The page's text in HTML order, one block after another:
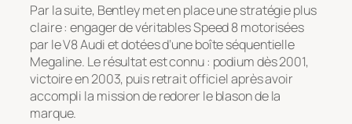
Par la suite, Bentley met en place une stratégie plus
claire : engager de véritables Speed 8 motorisées
par le V8 Audi et dotées d’une boîte séquentielle
Megaline. Le résultat est connu : podium dès 2001,
victoire en 2003, puis retrait officiel après avoir
accompli la mission de redorer le blason de la
marque.